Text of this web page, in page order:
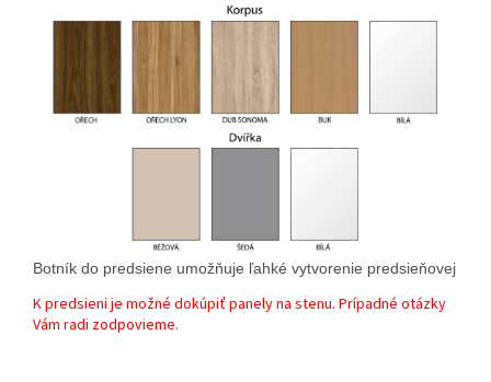
Botník do predsiene umožňuje ľahké vytvorenie predsieňovej
K predsieni je možné dokúpiť panely na stenu. Prípadné otázky
Vám radi zodpovieme.